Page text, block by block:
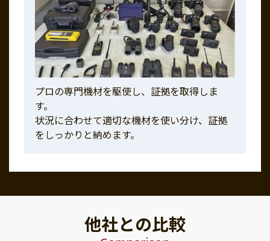
プロの専門機材を駆使し、証拠を取得しま
す。
状況に合わせて適切な機材を使い分け、証拠
をしっかりと納めます。
他社との比較